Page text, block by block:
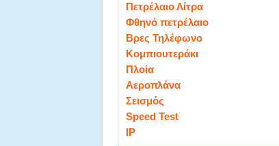
Πετρέλαιο Λίτρα
Φθηνό πετρέλαιο
Βρες Τηλέφωνο
Κομπιουτεράκι
Πλοία
Αεροπλάνα
Σεισμός
Speed Test
IP